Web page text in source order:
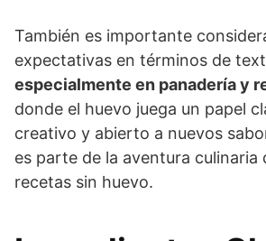
También es importante
expectativas en términos de
especialmente en panadería y
donde el huevo juega un papel
creativo y abierto a nuevos
es parte de la aventura culinaria
recetas sin huevo.